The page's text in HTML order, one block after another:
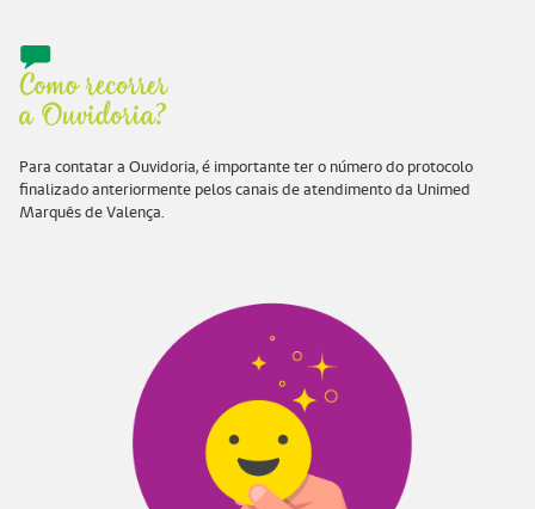
Para contatar a Ouvidoria, é importante ter o número do protocolo
finalizado anteriormente pelos canais de atendimento da Unimed
Marquês de Valença.